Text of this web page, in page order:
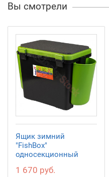
Вы смотрели
Ящик зимний
"FishBox"
односекционный
1 670 руб.